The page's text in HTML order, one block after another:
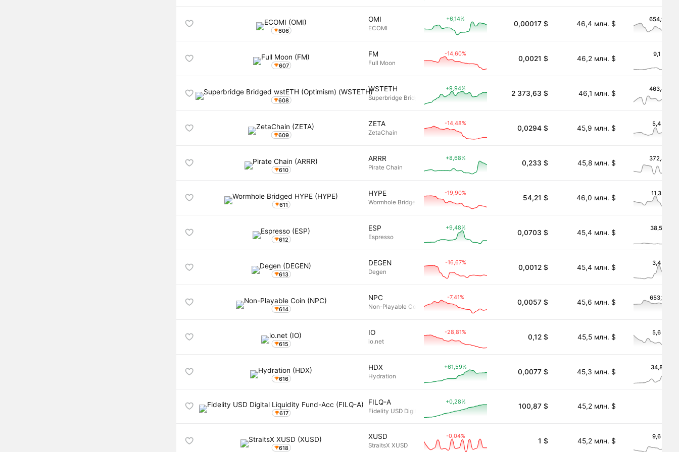
606
OMI
ECOMI
+6,14%
0,00017 $ 46,4 млн. $
654,9
607
FM
Full Moon
-14,60%
0,0021 $ 46,2 млн. $
9,1 тыс. $
608
WSTETH
Superbridge Bridged wstETH (Optimism)
+9,94%
2 373,63 $ 46,1 млн. $
463,4
609
ZETA
ZetaChain
-14,48%
0,0294 $ 45,9 млн. $
5,4 млн.
610
ARRR
Pirate Chain
+8,68%
0,233 $ 45,8 млн. $
372,4
611
HYPE
Wormhole Bridged HYPE
-19,90%
54,21 $ 46,0 млн. $
11,3 млн.
612
ESP
Espresso
+9,48%
0,0703 $ 45,4 млн. $
38,5 млн.
613
DEGEN
Degen
-16,67%
0,0012 $ 45,4 млн. $
3,4 млн.
614
NPC
Non-Playable Coin
-7,41%
0,0057 $ 45,6 млн. $
653,1 тыс.
615
IO
io.net
-28,81%
0,12 $ 45,5 млн. $
5,6 млн.
616
HDX
Hydration
+61,59%
0,0077 $ 45,3 млн. $
34,8 тыс.
617
FILQ-A
Fidelity USD Digital Liquidity Fund-Acc
+0,28%
100,87 $ 45,2 млн. $
618
XUSD
StraitsX XUSD
-0,04%
1 $ 45,2 млн. $
9,6 млн.